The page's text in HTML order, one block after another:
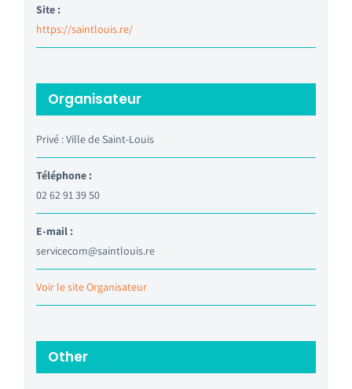
Site :
https://saintlouis.re/
Organisateur
Privé : Ville de Saint-Louis
Téléphone :
02 62 91 39 50
E-mail :
servicecom@saintlouis.re
Voir le site Organisateur
Other